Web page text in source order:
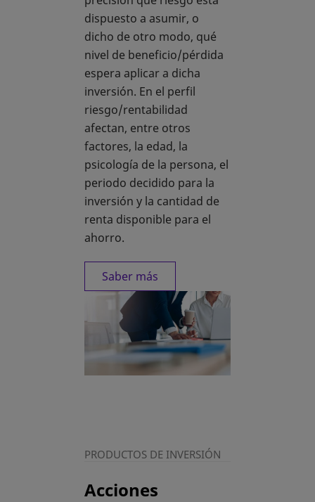
dispuesto a asumir, o
dicho de otro modo, qué
nivel de beneficio/pérdida
espera aplicar a dicha
inversión. En el perfil
riesgo/rentabilidad
afectan, entre otros
factores, la edad, la
psicología de la persona, el
periodo decidido para la
inversión y la cantidad de
renta disponible para el
ahorro.
Saber más
PRODUCTOS DE INVERSIÓN
Acciones